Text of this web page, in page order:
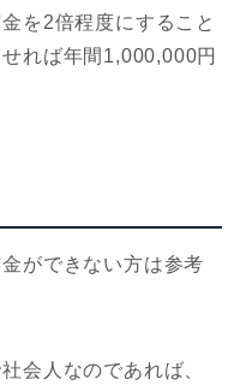
を2倍程度にすること
れば年間1,000,000円
ができない方は参考
会人なのであれば、